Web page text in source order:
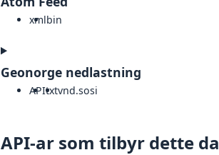
xmlbin
Geonorge nedlastning
APItxtvnd.sosi
API-ar som tilbyr dette